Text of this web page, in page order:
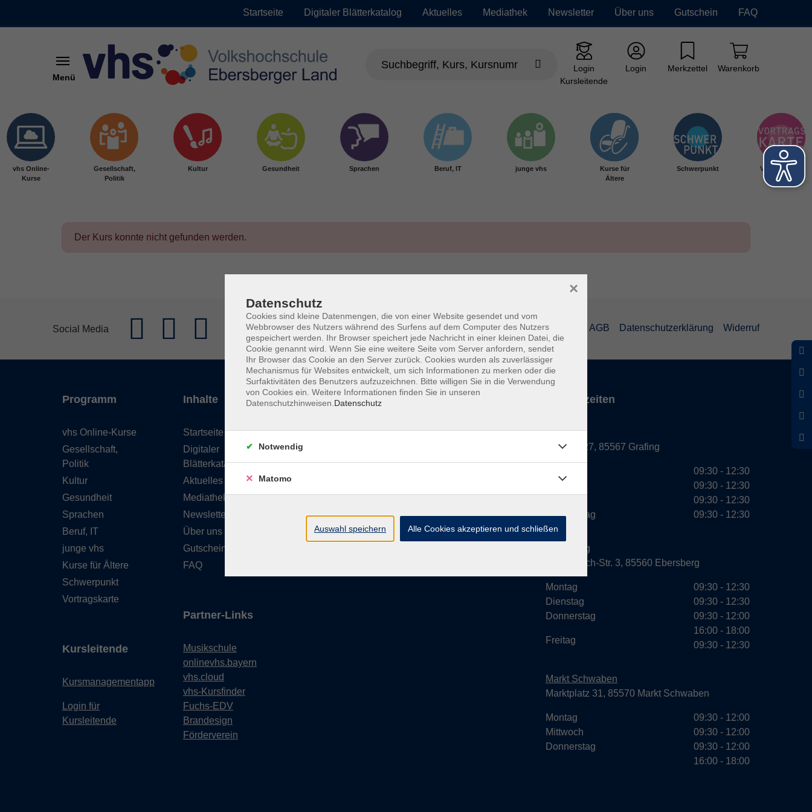
Startseite Digitaler Blätterkatalog Aktuelles Mediathek Newsletter Über uns Gutschein FAQ
Menü
Login
Kursleitende
Login Merkzettel Warenkorb
vhs Online-
Kurse
Gesellschaft,
Politik
Kultur Gesundheit Sprachen Beruf, IT junge vhs
Kurse für
Ältere
Schwerpunkt Vortragskarte
Der Kurs konnte nicht gefunden werden.
Social Media Barrierefreiheit Lage & Routenplan Impressum AGB Datenschutzerklärung Widerruf
Programm
vhs Online-Kurse
Gesellschaft,
Politik
Kultur
Gesundheit
Sprachen
Beruf, IT
junge vhs
Kurse für Ältere
Schwerpunkt
Vortragskarte
Kursleitende
Kursmanagementapp
Login für
Kursleitende
Inhalte
Startseite
Digitaler
Blätterkatalog
Aktuelles
Mediathek
Newsletter
Über uns
Gutschein
FAQ
Partner-Links
Musikschule
onlinevhs.bayern
vhs.cloud
vhs-Kursfinder
Fuchs-EDV
Brandesign
Förderverein
Volkshochschule Ebersberger Land im
Servicezeiten
Grafing
Griesstr. 27, 85567 Grafing
Donnerstag
09:30 - 12:30
09:30 - 12:30
09:30 - 12:30
09:30 - 12:30
Ebersberg
Dr.-Wintrich-Str. 3, 85560 Ebersberg
Montag
Dienstag
Donnerstag
Freitag
09:30 - 12:30
09:30 - 12:30
09:30 - 12:00
16:00 - 18:00
09:30 - 12:30
Markt Schwaben
Marktplatz 31, 85570 Markt Schwaben
Montag
Mittwoch
Donnerstag
09:30 - 12:00
09:30 - 12:00
09:30 - 12:00
16:00 - 18:00
Datenschutz
Cookies sind kleine Datenmengen, die von einer Website gesendet und vom
Webbrowser des Nutzers während des Surfens auf dem Computer des Nutzers
gespeichert werden. Ihr Browser speichert jede Nachricht in einer kleinen Datei, die
Cookie genannt wird. Wenn Sie eine weitere Seite vom Server anfordern, sendet
Ihr Browser das Cookie an den Server zurück. Cookies wurden als zuverlässiger
Mechanismus für Websites entwickelt, um sich Informationen zu merken oder die
Surfaktivitäten des Benutzers aufzuzeichnen. Bitte willigen Sie in die Verwendung
von Cookies ein. Weitere Informationen finden Sie in unseren
Datenschutzhinweisen. Datenschutz
×
Notwendig
Matomo
Auswahl speichern Alle Cookies akzeptieren und schließen